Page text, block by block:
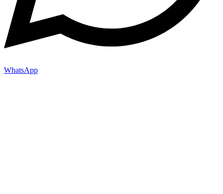
WhatsApp